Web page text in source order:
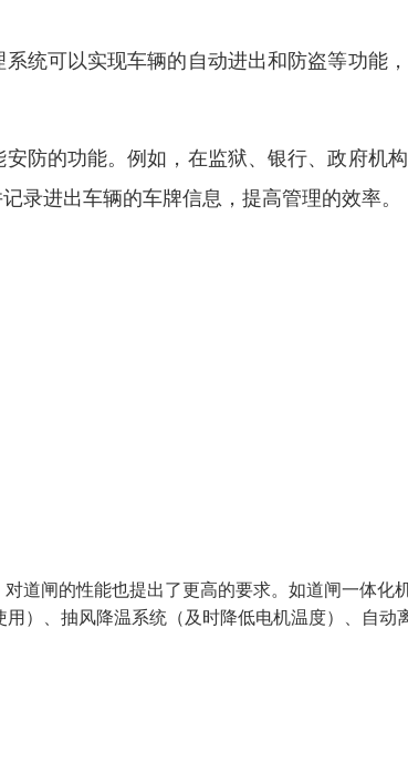
统可以实现车辆的自动进出和防盗等功能
防的功能。例如，在监狱、银行、政府机
录进出车辆的车牌信息，提高管理的效率。
道闸的性能也提出了更高的要求。如道闸一体化
）、抽风降温系统（及时降低电机温度）、自动